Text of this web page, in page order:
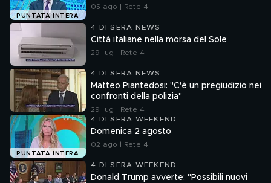
PUNTATA INTERA
05 ago | Rete 4
4 DI SERA NEWS
Città italiane nella morsa del Sole
29 lug | Rete 4
4 DI SERA NEWS
Matteo Piantedosi: "C'è un pregiudizio nei
confronti della polizia"
29 lug | Rete 4
PUNTATA INTERA
4 DI SERA WEEKEND
Domenica 2 agosto
02 ago | Rete 4
4 DI SERA WEEKEND
Donald Trump avverte: "Possibili nuovi